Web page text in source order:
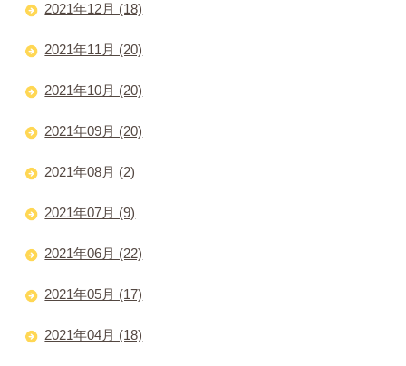
2021年12月 (18)
2021年11月 (20)
2021年10月 (20)
2021年09月 (20)
2021年08月 (2)
2021年07月 (9)
2021年06月 (22)
2021年05月 (17)
2021年04月 (18)